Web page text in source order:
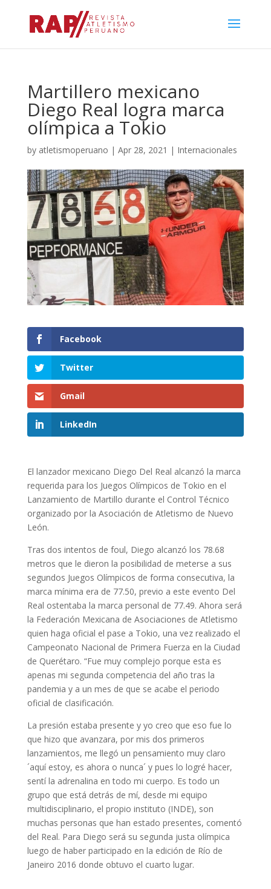
Martillero mexicano
Diego Real logra marca
olímpica a Tokio
by atletismoperuano | Apr 28, 2021 | Internacionales
Facebook
Twitter
Gmail
LinkedIn
El lanzador mexicano Diego Del Real alcanzó la marca
requerida para los Juegos Olímpicos de Tokio en el
Lanzamiento de Martillo durante el Control Técnico
organizado por la Asociación de Atletismo de Nuevo
León.
Tras dos intentos de foul, Diego alcanzó los 78.68
metros que le dieron la posibilidad de meterse a sus
segundos Juegos Olímpicos de forma consecutiva, la
marca mínima era de 77.50, previo a este evento Del
Real ostentaba la marca personal de 77.49. Ahora será
la Federación Mexicana de Asociaciones de Atletismo
quien haga oficial el pase a Tokio, una vez realizado el
Campeonato Nacional de Primera Fuerza en la Ciudad
de Querétaro. “Fue muy complejo porque esta es
apenas mi segunda competencia del año tras la
pandemia y a un mes de que se acabe el periodo
oficial de clasificación.
La presión estaba presente y yo creo que eso fue lo
que hizo que avanzara, por mis dos primeros
lanzamientos, me llegó un pensamiento muy claro
´aquí estoy, es ahora o nunca´ y pues lo logré hacer,
sentí la adrenalina en todo mi cuerpo. Es todo un
grupo que está detrás de mí, desde mi equipo
multidisciplinario, el propio instituto (INDE), son
muchas personas que han estado presentes, comentó
del Real. Para Diego será su segunda justa olímpica
luego de haber participado en la edición de Río de
Janeiro 2016 donde obtuvo el cuarto lugar.